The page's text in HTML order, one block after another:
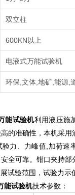
双立柱
600KN以上
电液式万能试验机
环保,文体,地矿,能源,
能试验机利用液压施
的准确性，本机采
力、力峰值,加荷速
全可靠。钳口夹持部
试验范围，试验力示
能试验机技术参数：